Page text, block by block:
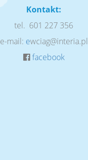
Kontakt:
tel. 601 227 356
e-mail: ewciag@interia.pl
facebook